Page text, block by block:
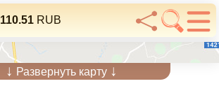
110.51 RUB
↓ Развернуть карту ↓